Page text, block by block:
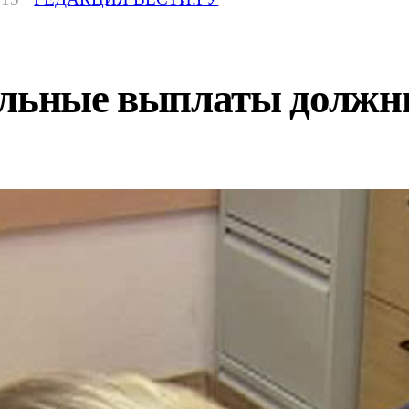
выплаты